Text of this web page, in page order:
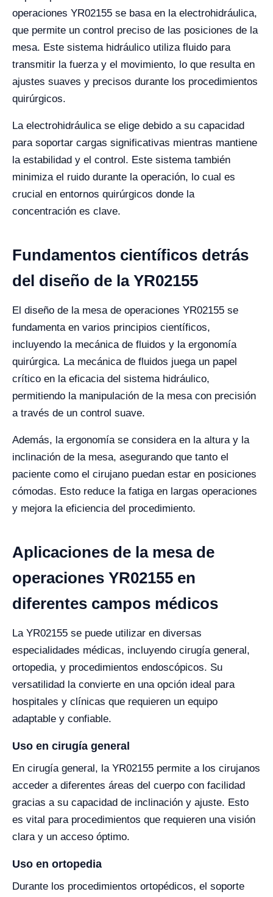
operaciones YR02155 se basa en la electrohidráulica,
que permite un control preciso de las posiciones de la
mesa. Este sistema hidráulico utiliza fluido para
transmitir la fuerza y el movimiento, lo que resulta en
ajustes suaves y precisos durante los procedimientos
quirúrgicos.
La electrohidráulica se elige debido a su capacidad
para soportar cargas significativas mientras mantiene
la estabilidad y el control. Este sistema también
minimiza el ruido durante la operación, lo cual es
crucial en entornos quirúrgicos donde la
concentración es clave.
Fundamentos científicos detrás
del diseño de la YR02155
El diseño de la mesa de operaciones YR02155 se
fundamenta en varios principios científicos,
incluyendo la mecánica de fluidos y la ergonomía
quirúrgica. La mecánica de fluidos juega un papel
crítico en la eficacia del sistema hidráulico,
permitiendo la manipulación de la mesa con precisión
a través de un control suave.
Además, la ergonomía se considera en la altura y la
inclinación de la mesa, asegurando que tanto el
paciente como el cirujano puedan estar en posiciones
cómodas. Esto reduce la fatiga en largas operaciones
y mejora la eficiencia del procedimiento.
Aplicaciones de la mesa de
operaciones YR02155 en
diferentes campos médicos
La YR02155 se puede utilizar en diversas
especialidades médicas, incluyendo cirugía general,
ortopedia, y procedimientos endoscópicos. Su
versatilidad la convierte en una opción ideal para
hospitales y clínicas que requieren un equipo
adaptable y confiable.
Uso en cirugía general
En cirugía general, la YR02155 permite a los cirujanos
acceder a diferentes áreas del cuerpo con facilidad
gracias a su capacidad de inclinación y ajuste. Esto
es vital para procedimientos que requieren una visión
clara y un acceso óptimo.
Uso en ortopedia
Durante los procedimientos ortopédicos, el soporte